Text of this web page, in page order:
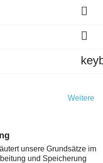


Weitere
unsere Grundsätze im
und Speicherung